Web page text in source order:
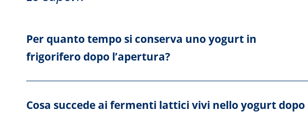
Per quanto tempo si conserva uno yogurt in
frigorifero dopo l’apertura?
Cosa succede ai fermenti lattici vivi nello yogurt dopo